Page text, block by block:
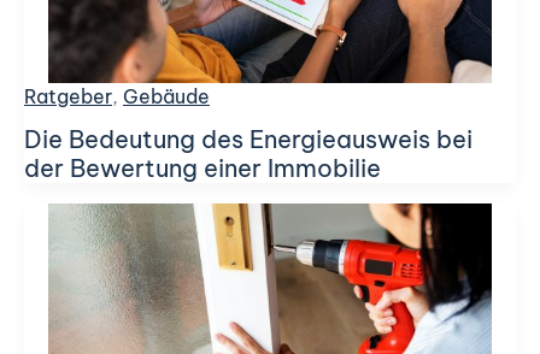
Ratgeber, Gebäude
Die Bedeutung des Energieausweis bei
der Bewertung einer Immobilie